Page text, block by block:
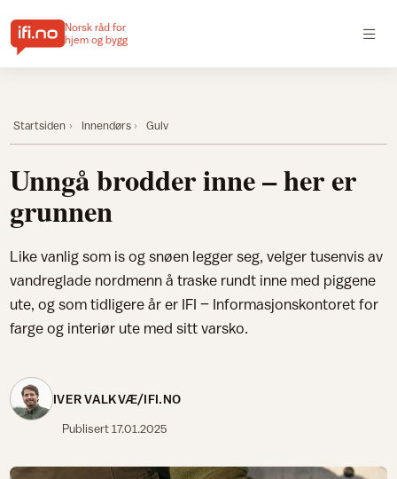
Norsk råd for
hjem og bygg
Startsiden Innendørs Gulv
Unngå brodder inne – her er
grunnen
Like vanlig som is og snøen legger seg, velger tusenvis av
vandreglade nordmenn å traske rundt inne med piggene
ute, og som tidligere år er IFI – Informasjonskontoret for
farge og interiør ute med sitt varsko.
IVER VALKVÆ/IFI.NO
Publisert17.01.2025